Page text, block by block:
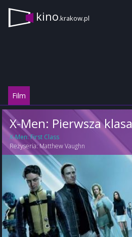
kino.krakow.pl
Film
X-Men: Pierwsza klasa
X-Men: First Class
Reżyseria:Matthew Vaughn